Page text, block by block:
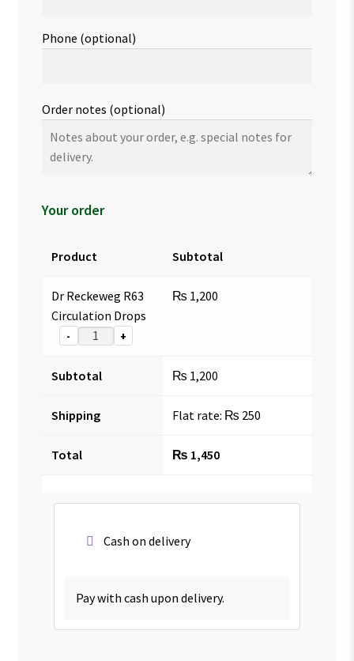
Phone (optional)
Order notes (optional)
Your order
Product Subtotal
Dr Reckeweg R63
Circulation Drops
- +
₨ 1,200
Subtotal ₨ 1,200
Shipping Flat rate: ₨ 250
Total ₨ 1,450
Cash on delivery
Pay with cash upon delivery.